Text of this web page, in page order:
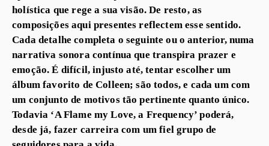
holística que rege a sua visão. De resto, as
composições aqui presentes reflectem esse sentido.
Cada detalhe completa o seguinte ou o anterior, numa
narrativa sonora contínua que transpira prazer e
emoção. É difícil, injusto até, tentar escolher um
álbum favorito de Colleen; são todos, e cada um com
um conjunto de motivos tão pertinente quanto único.
Todavia ‘A Flame my Love, a Frequency’ poderá,
desde já, fazer carreira com um fiel grupo de